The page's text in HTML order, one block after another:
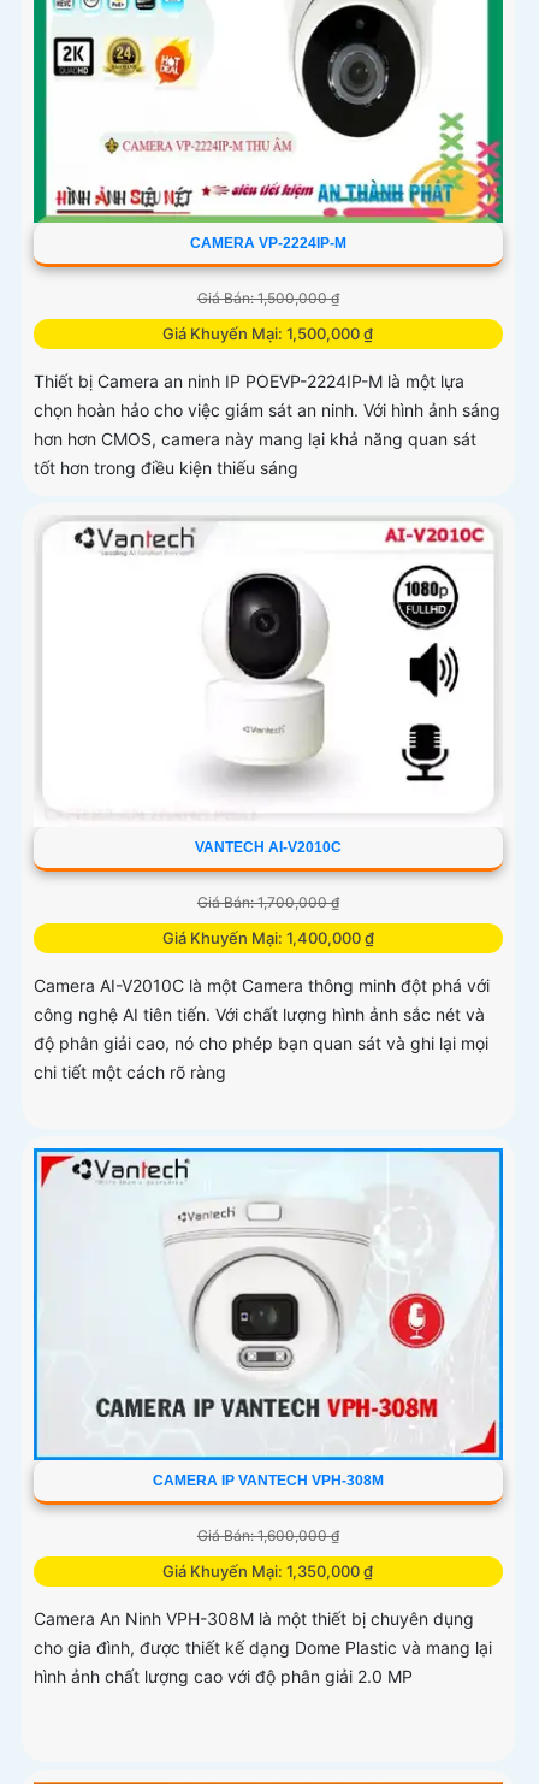
CAMERA VP-2224IP-M
Giá Bán: 1,500,000 ₫
Giá Khuyến Mại: 1,500,000 ₫
Thiết bị Camera an ninh IP POEVP-2224IP-M là một lựa
chọn hoàn hảo cho việc giám sát an ninh. Với hình ảnh sáng
hơn hơn CMOS, camera này mang lại khả năng quan sát
tốt hơn trong điều kiện thiếu sáng
VANTECH AI-V2010C
Giá Bán: 1,700,000 ₫
Giá Khuyến Mại: 1,400,000 ₫
Camera AI-V2010C là một Camera thông minh đột phá với
công nghệ AI tiên tiến. Với chất lượng hình ảnh sắc nét và
độ phân giải cao, nó cho phép bạn quan sát và ghi lại mọi
chi tiết một cách rõ ràng
CAMERA IP VANTECH VPH-308M
Giá Bán: 1,600,000 ₫
Giá Khuyến Mại: 1,350,000 ₫
Camera An Ninh VPH-308M là một thiết bị chuyên dụng
cho gia đình, được thiết kế dạng Dome Plastic và mang lại
hình ảnh chất lượng cao với độ phân giải 2.0 MP